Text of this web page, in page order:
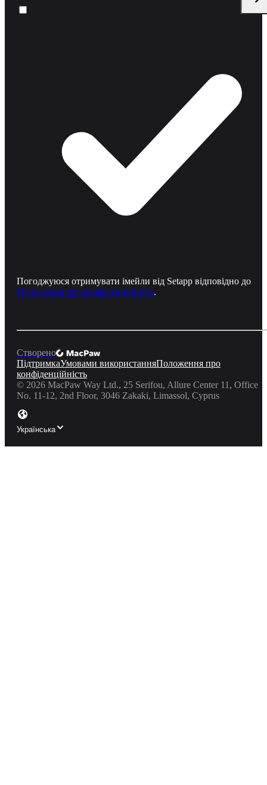
Погоджуюся отримувати імейли від Setapp відповідно до
Положення про конфіденційність.
Створено
ПідтримкаУмовами використанняПоложення про
конфіденційність
© 2026 MacPaw Way Ltd., 25 Serifou, Allure Center 11, Office
No. 11-12, 2nd Floor, 3046 Zakaki, Limassol, Cyprus
Українська